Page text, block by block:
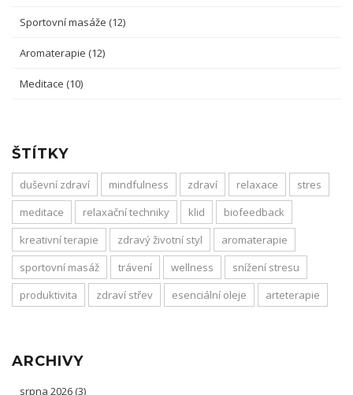
Sportovní masáže (12)
Aromaterapie (12)
Meditace (10)
ŠTÍTKY
duševní zdraví mindfulness zdraví relaxace
stres
meditace
relaxační techniky klid
biofeedback
kreativní terapie
zdravý životní styl
aromaterapie
sportovní masáž
trávení wellness
snížení stresu
produktivita
zdraví střev esenciální oleje arteterapie
ARCHIVY
srpna 2026 (3)